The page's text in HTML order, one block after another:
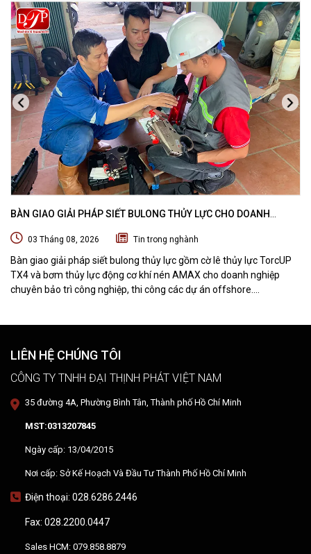
BÀN GIAO GIẢI PHÁP SIẾT BULONG THỦY LỰC CHO DOANH
03 Tháng 08, 2026 Tin trong nghành
Bàn giao giải pháp siết bulong thủy lực gồm cờ lê thủy lực TorcUP
TX4 và bơm thủy lực động cơ khí nén AMAX cho doanh nghiệp
chuyên bảo trì công nghiệp, thi công các dự án offshore.
LIÊN HỆ CHÚNG TÔI
CÔNG TY TNHH ĐẠI THỊNH PHÁT VIỆT NAM
35 đường 4A, Phường Bình Tân, Thành phố Hồ Chí Minh
MST:0313207845
Ngày cấp: 13/04/2015
Nơi cấp: Sở Kế Hoạch Và Đầu Tư Thành Phố Hồ Chí Minh
Điện thoại: 028.6286.2446
Fax: 028.2200.0447
Sales HCM: 079.858.8879